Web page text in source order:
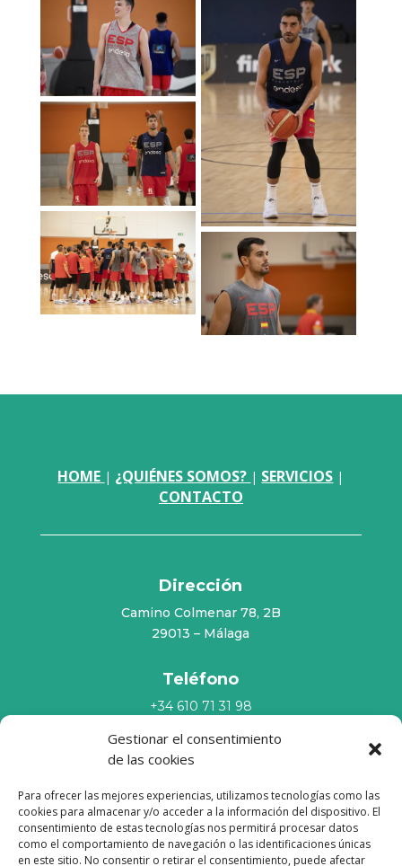
Gestionar el consentimiento
de las cookies
Para ofrecer las mejores experiencias, utilizamos tecnologías como las
cookies para almacenar y/o acceder a la información del dispositivo. El
consentimiento de estas tecnologías nos permitirá procesar datos
como el comportamiento de navegación o las identificaciones únicas
en este sitio. No consentir o retirar el consentimiento, puede afectar
HOME | ¿QUIÉNES SOMOS? | SERVICIOS |
CONTACTO
Dirección
Camino Colmenar 78, 2B
29013 – Málaga
Teléfono
+34 610 71 31 98
Política de privacidad|Política de cookies|Aviso